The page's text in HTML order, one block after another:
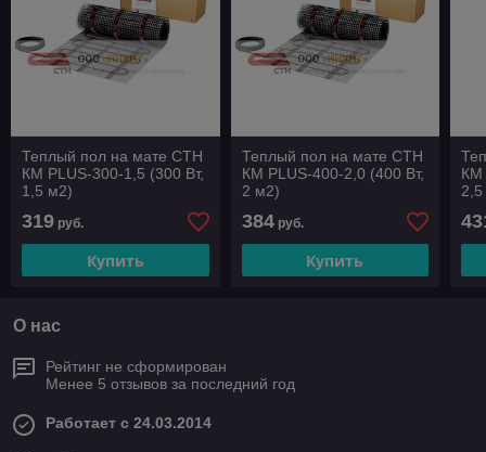
Теплый пол на мате СТН
КМ PLUS-300-1,5 (300 Вт,
1,5 м2)
319 руб.
Купить
Теплый пол на мате СТН
КМ PLUS-400-2,0 (400 Вт,
2 м2)
384руб.
Купить
КМ
О нас
Рейтинг не сформирован
Менее 5 отзывов за последний год
Работает с 24.03.2014